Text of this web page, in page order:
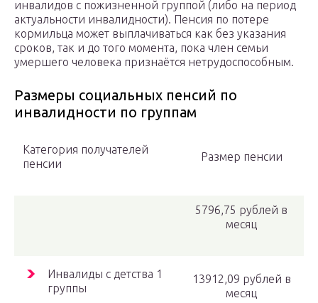
инвалидов с пожизненной группой (либо на период
актуальности инвалидности). Пенсия по потере
кормильца может выплачиваться как без указания
сроков, так и до того момента, пока член семьи
умершего человека признаётся нетрудоспособным.
Размеры социальных пенсий по
инвалидности по группам
Категория получателей
пенсии
Размер пенсии
5796,75 рублей в
месяц
Инвалиды с детства 1
группы
13912,09 рублей в
месяц